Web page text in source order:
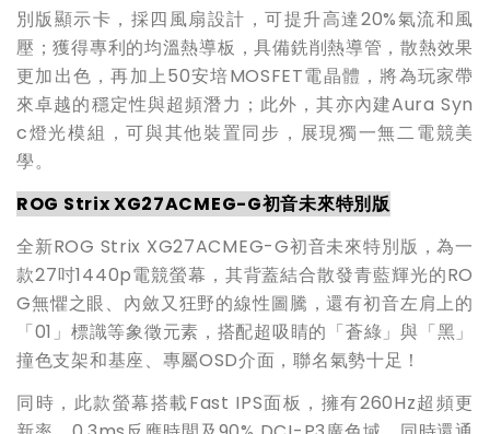
別版顯示卡，採四風扇設計，可提升高達20%氣流和風
壓；獲得專利的均溫熱導板，具備銑削熱導管，散熱效果
更加出色，再加上50安培MOSFET電晶體，將為玩家帶
來卓越的穩定性與超頻潛力；此外，其亦內建Aura Syn
c燈光模組，可與其他裝置同步，展現獨一無二電競美
學。
ROG Strix XG27ACMEG-G初音未來特別版
全新ROG Strix XG27ACMEG-G初音未來特別版，為一
款27吋1440p電競螢幕，其背蓋結合散發青藍輝光的RO
G無懼之眼、內斂又狂野的線性圖騰，還有初音左肩上的
「01」標識等象徵元素，搭配超吸睛的「蒼綠」與「黑」
撞色支架和基座、專屬OSD介面，聯名氣勢十足！
同時，此款螢幕搭載Fast IPS面板，擁有260Hz超頻更